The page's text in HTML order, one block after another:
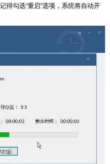
得勾选“重启”选项，系统将自动开